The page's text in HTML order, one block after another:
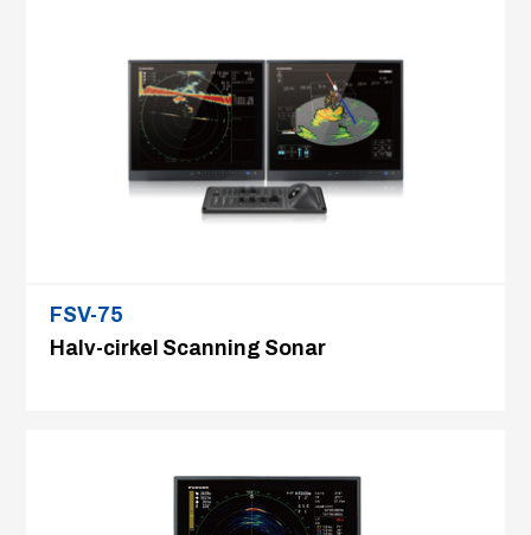
FSV-75
Halv-cirkel Scanning Sonar